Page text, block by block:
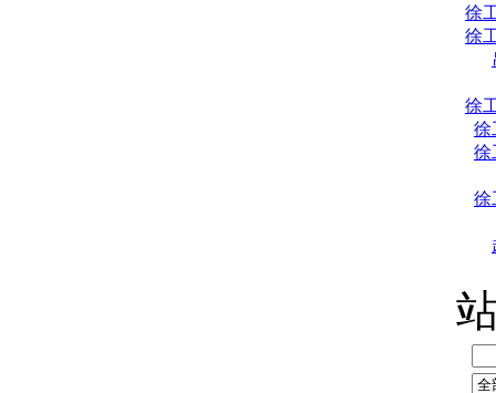
徐
徐
徐
徐
徐
徐